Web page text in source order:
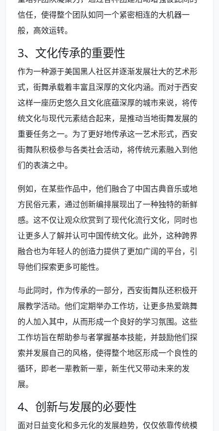
信任，使得整个团队如同一个紧密相连的大机器一
般，高效运转。
3、文化传承的重要性
作为一种源于美国黑人社区并逐渐发展壮大的艺术形
式，街舞承载着丰富且深厚的文化内涵。而对于西安
这样一座历史悠久且文化底蕴深厚的城市来说，将传
统文化与现代元素结合起来，是推动当地街舞发展的
重要任务之一。为了更好地传承这一艺术形式，西安
街舞队积极参与各类社会活动，将传统元素融入到他
们的表演之中。
例如，在某些作品中，他们融合了中国古典音乐或地
方民俗元素，通过创新编排展现出了一种独特的新鲜
感。这不仅让观众欣赏到了现代化流行文化，同时也
让更多人了解并认可中国传统文化。此外，这种跨界
融合也为年轻人的创造力提供了更加广阔的平台，引
导他们探索更多可能性。
与此同时，作为传承的一部分，西安街舞队还积极开
展教学活动。他们定期举办工作坊，让更多热爱跳舞
的人加入其中，从而形成一个良好的学习氛围。这些
工作坊旨在帮助参与者掌握基本技能，并鼓励他们探
索并发展自己的风格，使得整个地区形成一个良性的
循环，即老一辈教新一辈，新生代又带动未来的发
展。
4、创新与发展的必要性
面对日益变化和多元化的发展趋势，仅仅依靠传统模